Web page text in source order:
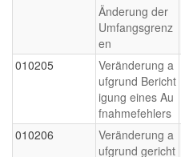
Änderung der
Umfangsgrenz
en
010205
Veränderung a
ufgrund Bericht
igung eines Au
fnahmefehlers
010206
Veränderung a
ufgrund gericht